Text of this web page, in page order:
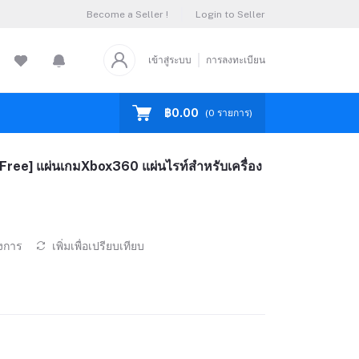
Become a Seller ! Login to Seller
เข้าสู่ระบบ การลงทะเบียน
฿0.00 (0 รายการ)
แผ่นเกมXbox360 แผ่นไรท์สำหรับเครื่อง
าร เพิ่มเพื่อเปรียบเทียบ